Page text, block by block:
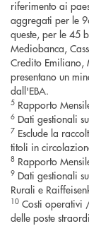
riferimento ai
aggregati per le
queste, per le 45
Mediobanca,
Credito Emiliano,
presentano un
dall'EBA.
5 Rapporto
6 Dati gestionali
7 Esclude la
titoli in
8 Rapporto
9 Dati gestionali
Rurali e
10 Costi operativi
delle poste